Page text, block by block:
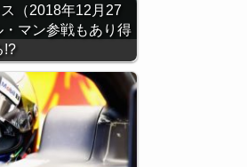
（2018年12月27
マン参戦もあり得
!?